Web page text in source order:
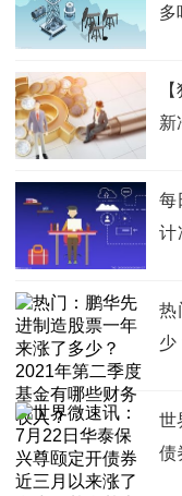
多
新
每
计
热
少
世
债